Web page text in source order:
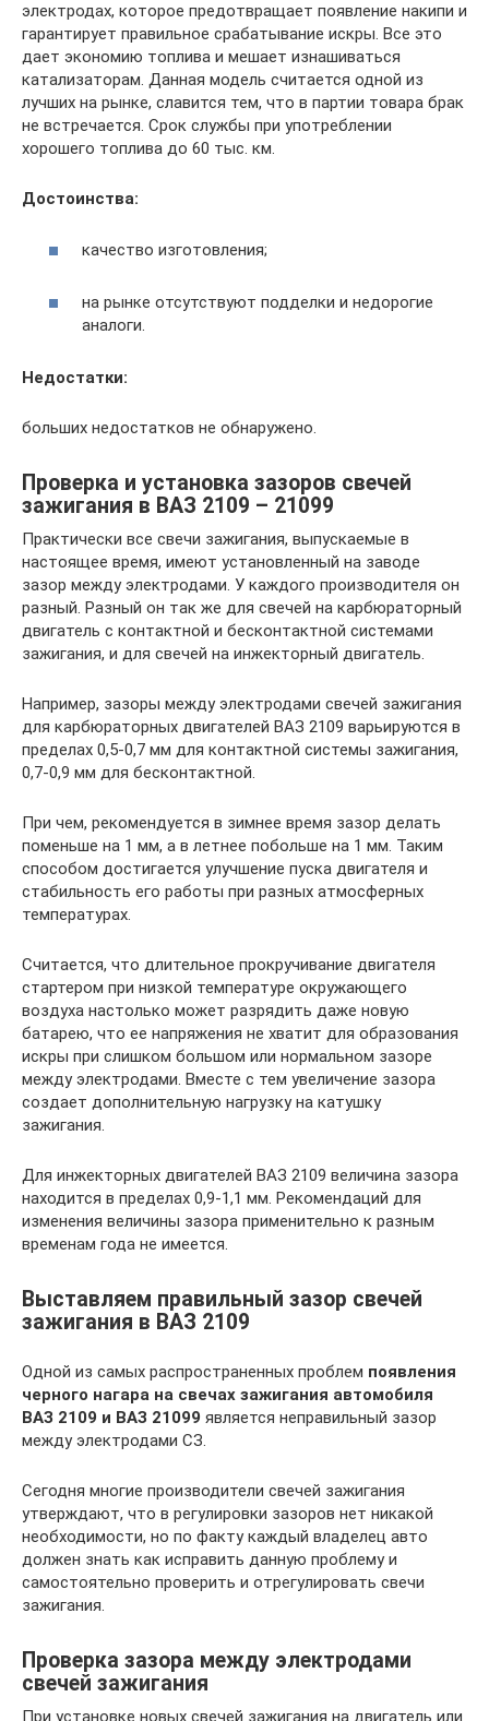
электродах, которое предотвращает появление накипи и
гарантирует правильное срабатывание искры. Все это
дает экономию топлива и мешает изнашиваться
катализаторам. Данная модель считается одной из
лучших на рынке, славится тем, что в партии товара брак
не встречается. Срок службы при употреблении
хорошего топлива до 60 тыс. км.
Достоинства:
качество изготовления;
на рынке отсутствуют подделки и недорогие
аналоги.
Недостатки:
больших недостатков не обнаружено.
Проверка и установка зазоров свечей
зажигания в ВАЗ 2109 – 21099
Практически все свечи зажигания, выпускаемые в
настоящее время, имеют установленный на заводе
зазор между электродами. У каждого производителя он
разный. Разный он так же для свечей на карбюраторный
двигатель с контактной и бесконтактной системами
зажигания, и для свечей на инжекторный двигатель.
Например, зазоры между электродами свечей зажигания
для карбюраторных двигателей ВАЗ 2109 варьируются в
пределах 0,5-0,7 мм для контактной системы зажигания,
0,7-0,9 мм для бесконтактной.
При чем, рекомендуется в зимнее время зазор делать
поменьше на 1 мм, а в летнее побольше на 1 мм. Таким
способом достигается улучшение пуска двигателя и
стабильность его работы при разных атмосферных
температурах.
Считается, что длительное прокручивание двигателя
стартером при низкой температуре окружающего
воздуха настолько может разрядить даже новую
батарею, что ее напряжения не хватит для образования
искры при слишком большом или нормальном зазоре
между электродами. Вместе с тем увеличение зазора
создает дополнительную нагрузку на катушку
зажигания.
Для инжекторных двигателей ВАЗ 2109 величина зазора
находится в пределах 0,9-1,1 мм. Рекомендаций для
изменения величины зазора применительно к разным
временам года не имеется.
Выставляем правильный зазор свечей
зажигания в ВАЗ 2109
Одной из самых распространенных проблем появления
черного нагара на свечах зажигания автомобиля
ВАЗ 2109 и ВАЗ 21099 является неправильный зазор
между электродами СЗ.
Сегодня многие производители свечей зажигания
утверждают, что в регулировки зазоров нет никакой
необходимости, но по факту каждый владелец авто
должен знать как исправить данную проблему и
самостоятельно проверить и отрегулировать свечи
зажигания.
Проверка зазора между электродами
свечей зажигания
При установке новых свечей зажигания на двигатель или